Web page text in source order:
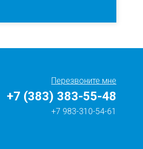
Перезвоните мне
+7 (383) 383-55-48
+7 983-310-54-61